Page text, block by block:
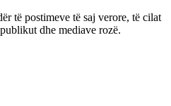
të postimeve të saj verore, të cilat
dhe mediave rozë.